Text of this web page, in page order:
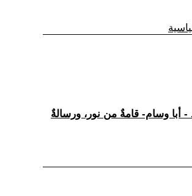
- أبا وسام- قامةٌ من نور، ورسالةٌ